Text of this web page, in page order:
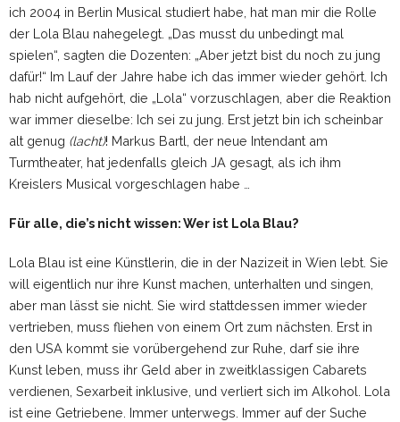
ich 2004 in Berlin Musical studiert habe, hat man mir die Rolle
der Lola Blau nahegelegt. „Das musst du unbedingt mal
spielen“, sagten die Dozenten: „Aber jetzt bist du noch zu jung
dafür!“ Im Lauf der Jahre habe ich das immer wieder gehört. Ich
hab nicht aufgehört, die „Lola“ vorzuschlagen, aber die Reaktion
war immer dieselbe: Ich sei zu jung. Erst jetzt bin ich scheinbar
alt genug (lacht)! Markus Bartl, der neue Intendant am
Turmtheater, hat jedenfalls gleich JA gesagt, als ich ihm
Kreislers Musical vorgeschlagen habe …
Für alle, die’s nicht wissen: Wer ist Lola Blau?
Lola Blau ist eine Künstlerin, die in der Nazizeit in Wien lebt. Sie
will eigentlich nur ihre Kunst machen, unterhalten und singen,
aber man lässt sie nicht. Sie wird stattdessen immer wieder
vertrieben, muss fliehen von einem Ort zum nächsten. Erst in
den USA kommt sie vorübergehend zur Ruhe, darf sie ihre
Kunst leben, muss ihr Geld aber in zweitklassigen Cabarets
verdienen, Sexarbeit inklusive, und verliert sich im Alkohol. Lola
ist eine Getriebene. Immer unterwegs. Immer auf der Suche